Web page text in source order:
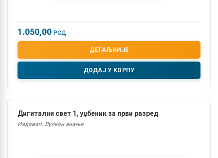
1.050,00 РСД
ДЕТАЉНИЈЕ
ДОДАЈ У КОРПУ
Дигитални свет 1, уџбеник за први разред
Издавач: Вулкан знање